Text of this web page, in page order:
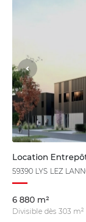
Location
59390 LYS LEZ
6 880 m²
Divisible dès 303 m²